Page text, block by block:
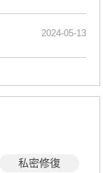
2024-05-13
私密修復